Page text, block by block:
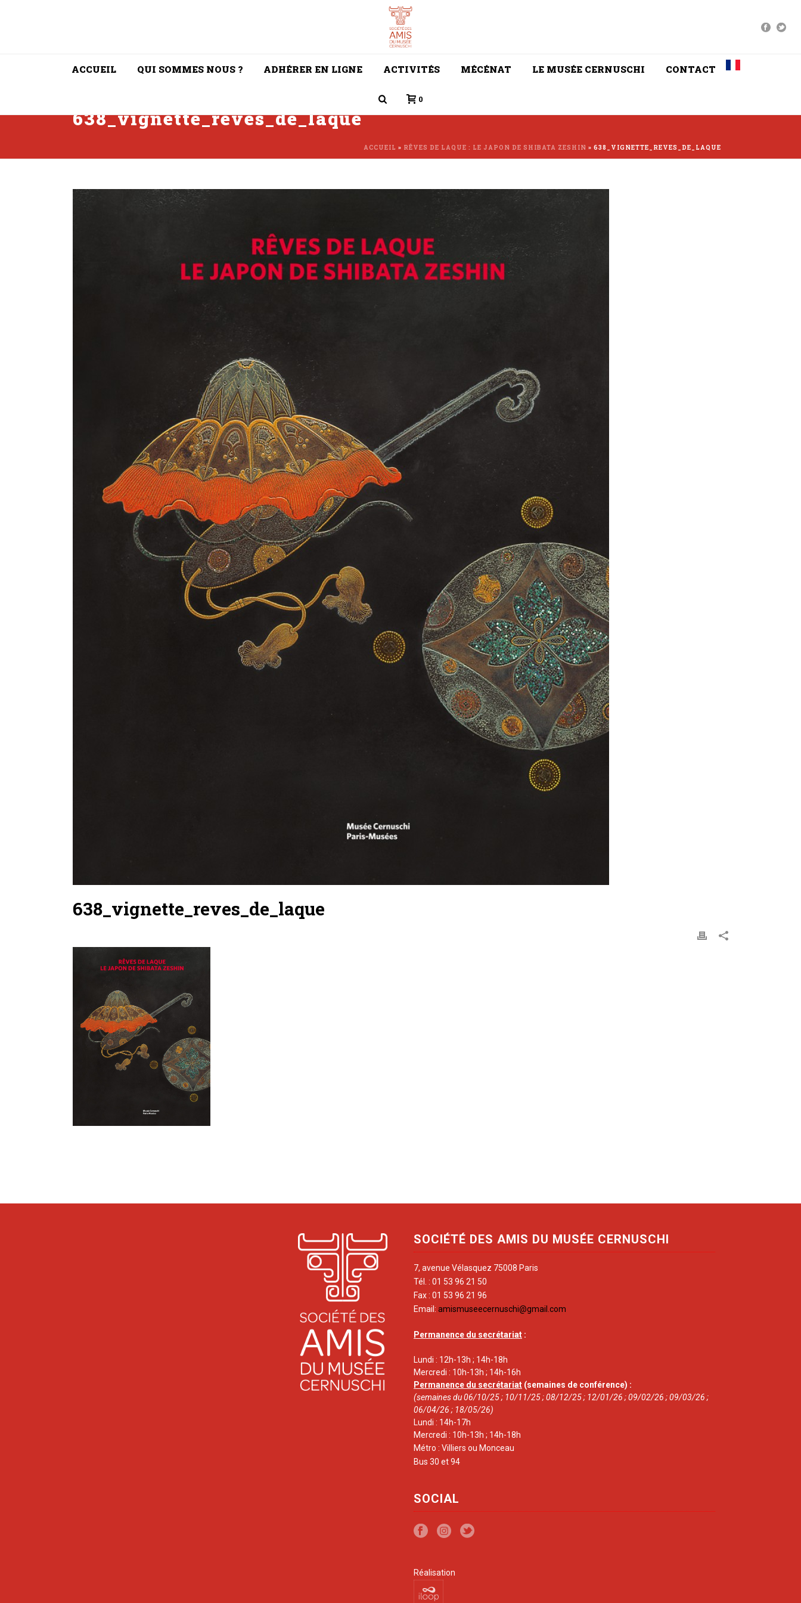
ACCUEIL QUI SOMMES NOUS ? ADHÉRER EN LIGNE ACTIVITÉS MÉCÉNAT LE MUSÉE CERNUSCHI CONTACT
0
638_vignette_reves_de_laque
ACCUEIL » RÊVES DE LAQUE : LE JAPON DE SHIBATA ZESHIN » 638_VIGNETTE_REVES_DE_LAQUE
638_vignette_reves_de_laque
SOCIÉTÉ DES AMIS DU MUSÉE CERNUSCHI
7, avenue Vélasquez 75008 Paris
Tél. : 01 53 96 21 50
Fax : 01 53 96 21 96
Email: amismuseecernuschi@gmail.com
Permanence du secrétariat :
Lundi : 12h-13h ; 14h-18h
Mercredi : 10h-13h ; 14h-16h
Permanence du secrétariat (semaines de conférence) :
(semaines du 06/10/25 ; 10/11/25 ; 08/12/25 ; 12/01/26 ; 09/02/26 ; 09/03/26 ;
06/04/26 ; 18/05/26)
Lundi : 14h-17h
Mercredi : 10h-13h ; 14h-18h
Métro : Villiers ou Monceau
Bus 30 et 94
SOCIAL
Réalisation